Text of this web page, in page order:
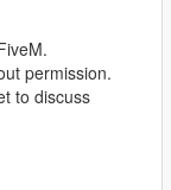
permission.
to discuss